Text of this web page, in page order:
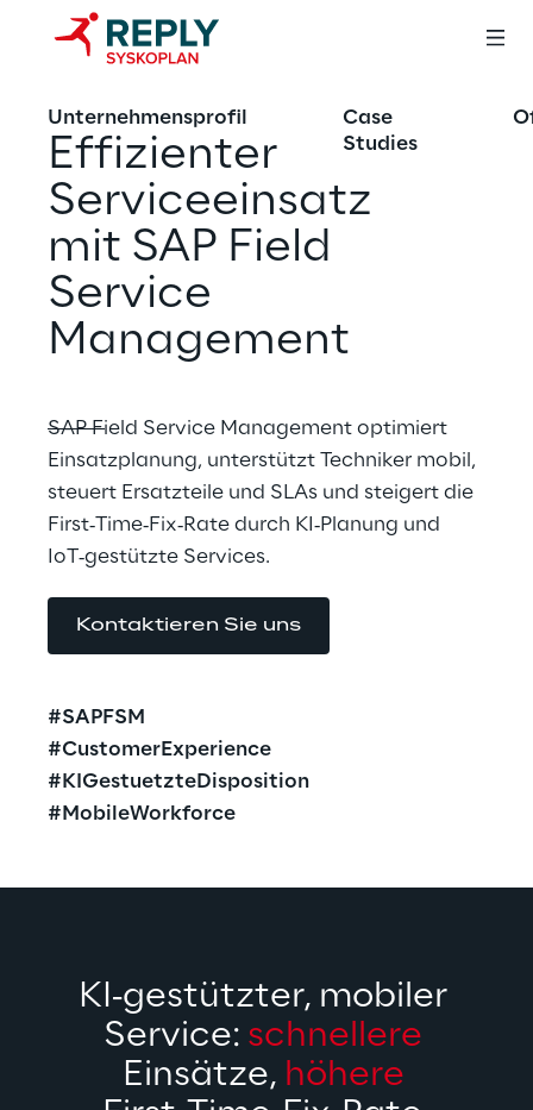
Unternehmensprofil
Case
Studies
Effizienter
Serviceeinsatz
mit SAP Field
Service
Management
SAP Field Service Management optimiert
Einsatzplanung, unterstützt Techniker mobil,
steuert Ersatzteile und SLAs und steigert die
First‑Time‑Fix‑Rate durch KI‑Planung und
IoT‑gestützte Services.
Kontaktieren Sie uns
#SAPFSM
#CustomerExperience
#KIGestuetzteDisposition
#MobileWorkforce
KI‑gestützter, mobiler
Service: schnellere
Einsätze, höhere